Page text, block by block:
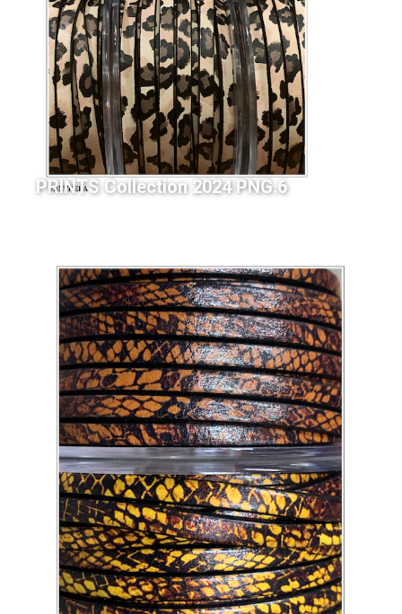
PRINTS Collection 2024 PNG.6